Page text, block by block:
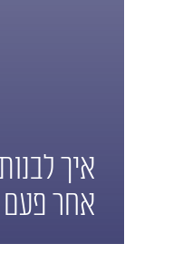
איך
אחר פעם